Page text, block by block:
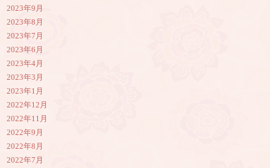
2023年9月
2023年8月
2023年7月
2023年6月
2023年4月
2023年3月
2023年1月
2022年12月
2022年11月
2022年9月
2022年8月
2022年7月